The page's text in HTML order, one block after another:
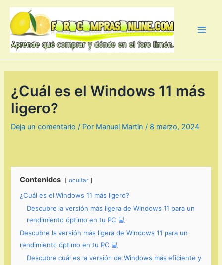
contenido
¿Cuál es el Windows 11 más
ligero?
Deja un comentario / Por Manuel Martin / 8 marzo, 2024
Contenidos ocultar
¿Cuál es el Windows 11 más ligero?
Descubre la versión más ligera de Windows 11 para un
rendimiento óptimo en tu PC 💻
Descubre la versión más ligera de Windows 11 para un
rendimiento óptimo en tu PC 💻
Descubre cuál es la versión de Windows más eficiente y